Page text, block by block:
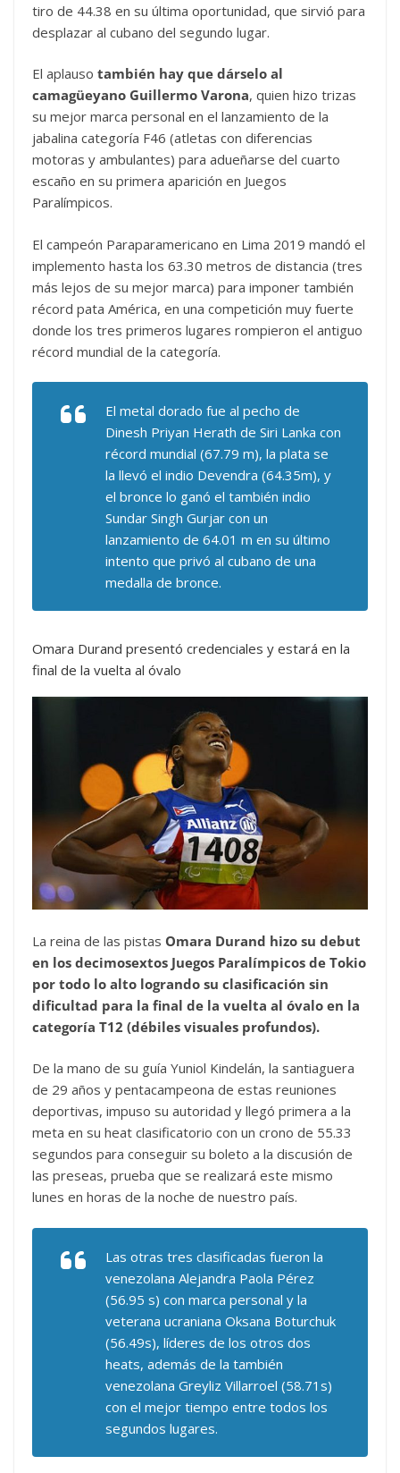
tiro de 44.38 en su última oportunidad, que sirvió para
desplazar al cubano del segundo lugar.
El aplauso también hay que dárselo al
camagüeyano Guillermo Varona, quien hizo trizas
su mejor marca personal en el lanzamiento de la
jabalina categoría F46 (atletas con diferencias
motoras y ambulantes) para adueñarse del cuarto
escaño en su primera aparición en Juegos
Paralímpicos.
El campeón Paraparamericano en Lima 2019 mandó el
implemento hasta los 63.30 metros de distancia (tres
más lejos de su mejor marca) para imponer también
récord pata América, en una competición muy fuerte
donde los tres primeros lugares rompieron el antiguo
récord mundial de la categoría.
El metal dorado fue al pecho de
Dinesh Priyan Herath de Siri Lanka con
récord mundial (67.79 m), la plata se
la llevó el indio Devendra (64.35m), y
el bronce lo ganó el también indio
Sundar Singh Gurjar con un
lanzamiento de 64.01 m en su último
intento que privó al cubano de una
medalla de bronce.
Omara Durand presentó credenciales y estará en la
final de la vuelta al óvalo
La reina de las pistas Omara Durand hizo su debut
en los decimosextos Juegos Paralímpicos de Tokio
por todo lo alto logrando su clasificación sin
dificultad para la final de la vuelta al óvalo en la
categoría T12 (débiles visuales profundos).
De la mano de su guía Yuniol Kindelán, la santiaguera
de 29 años y pentacampeona de estas reuniones
deportivas, impuso su autoridad y llegó primera a la
meta en su heat clasificatorio con un crono de 55.33
segundos para conseguir su boleto a la discusión de
las preseas, prueba que se realizará este mismo
lunes en horas de la noche de nuestro país.
Las otras tres clasificadas fueron la
venezolana Alejandra Paola Pérez
(56.95 s) con marca personal y la
veterana ucraniana Oksana Boturchuk
(56.49s), líderes de los otros dos
heats, además de la también
venezolana Greyliz Villarroel (58.71s)
con el mejor tiempo entre todos los
segundos lugares.